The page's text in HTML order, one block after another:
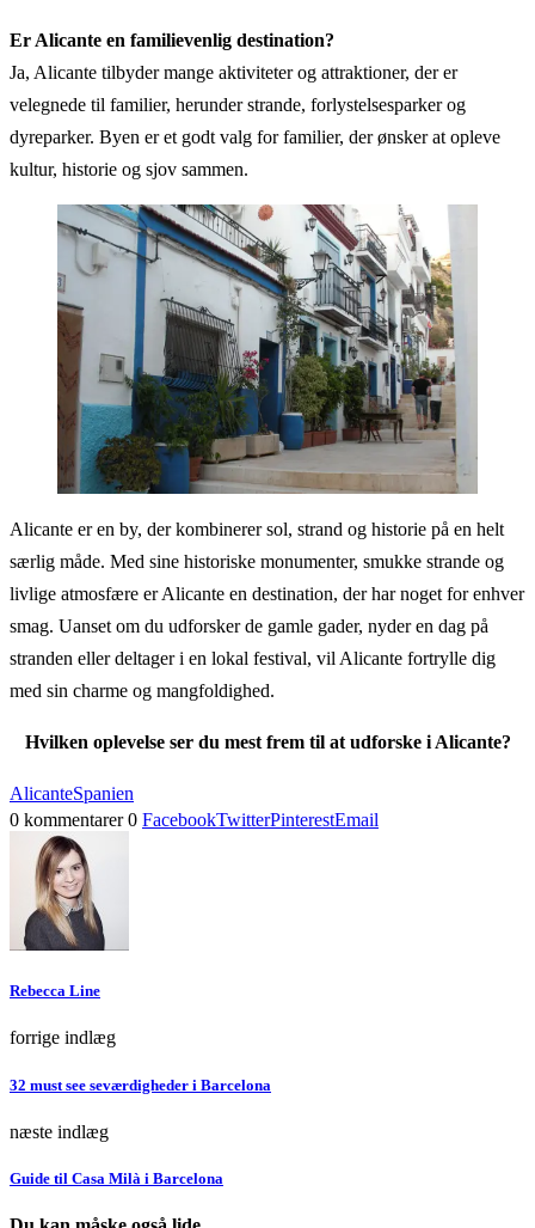
Er Alicante en familievenlig destination?
Ja, Alicante tilbyder mange aktiviteter og attraktioner, der er
velegnede til familier, herunder strande, forlystelsesparker og
dyreparker. Byen er et godt valg for familier, der ønsker at opleve
kultur, historie og sjov sammen.
Alicante er en by, der kombinerer sol, strand og historie på en helt
særlig måde. Med sine historiske monumenter, smukke strande og
livlige atmosfære er Alicante en destination, der har noget for enhver
smag. Uanset om du udforsker de gamle gader, nyder en dag på
stranden eller deltager i en lokal festival, vil Alicante fortrylle dig
med sin charme og mangfoldighed.
Hvilken oplevelse ser du mest frem til at udforske i Alicante?
AlicanteSpanien
0 kommentarer 0 FacebookTwitterPinterestEmail
Rebecca Line
forrige indlæg
32 must see seværdigheder i Barcelona
næste indlæg
Guide til Casa Milà i Barcelona